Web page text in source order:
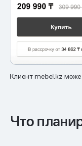
Клиент mebel.kz
Что